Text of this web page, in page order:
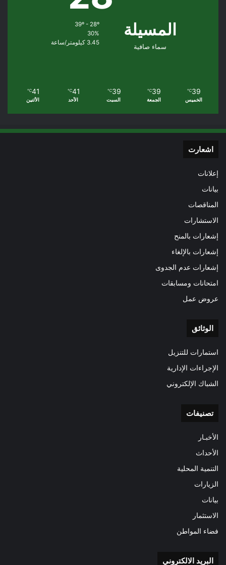
المسيلة
سماء صافية
39º - 28º
30%
3.45 كيلومتر/ساعة
39
℃
الخميس
39
℃
الجمعة
39
℃
السبت
41
℃
الأحد
41
℃
الأثنين
اشعارت
إعلانات
بيانات
المناقصات
الاستشارات
إشعارات بالمنح
إشعارات بالإلغاء
إشعارات عدم الجدوى
امتحانات ومسابقات
عروض عمل
الوثائق
استمارات للتنزيل
الإجراءات الإدارية
الشباك الإلكتروني
تصنيفات
الأخبـار
الأحداث
التنمية المحلية
الزيارات
بيانات
الاستثمار
فضاء المواطن
البريد الالكتروني